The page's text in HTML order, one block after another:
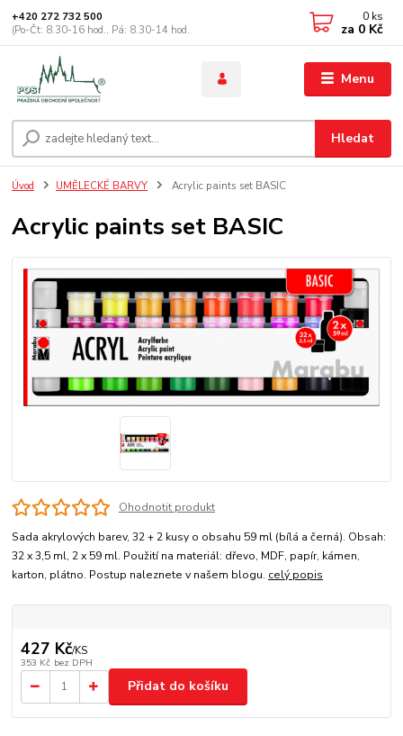
Menu
Hledat
+420 272 732 500
(Po-Čt: 8.30-16 hod., Pá: 8.30-14 hod.
0 ks
za 0 Kč
Úvod UMĚLECKÉ BARVY Acrylic paints set BASIC
Acrylic paints set BASIC
Ohodnotit produkt
Sada akrylových barev, 32 + 2 kusy o obsahu 59 ml (bílá a černá). Obsah:
32 x 3,5 ml, 2 x 59 ml. Použití na materiál: dřevo, MDF, papír, kámen,
karton, plátno. Postup naleznete v našem blogu. celý popis
427 Kč/KS
353 Kč bez DPH
Přidat do košíku